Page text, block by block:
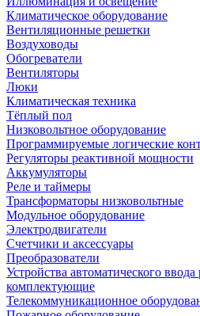
Климатическое оборудование
Вентиляционные решетки
Воздуховоды
Обогреватели
Вентиляторы
Люки
Климатическая техника
Тёплый пол
Низковольтное оборудование
Программируемые логические
Регуляторы реактивной мощности
Аккумуляторы
Реле и таймеры
Трансформаторы низковольтные
Модульное оборудование
Электродвигатели
Счетчики и аксессуары
Преобразователи
Устройства автоматического
комплектующие
Телекоммуникационное